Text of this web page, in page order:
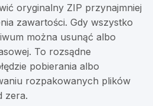
oryginalny ZIP przynajmniej
zawartości. Gdy wszystko
można usunąć albo
To rozsądne
pobierania albo
rozpakowanych plików
zera.